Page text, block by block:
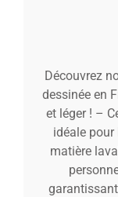
Découvrez
dessinée en
et léger ! –
idéale pour
matière